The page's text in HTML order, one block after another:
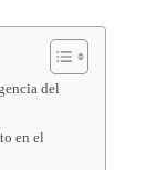
del
en el